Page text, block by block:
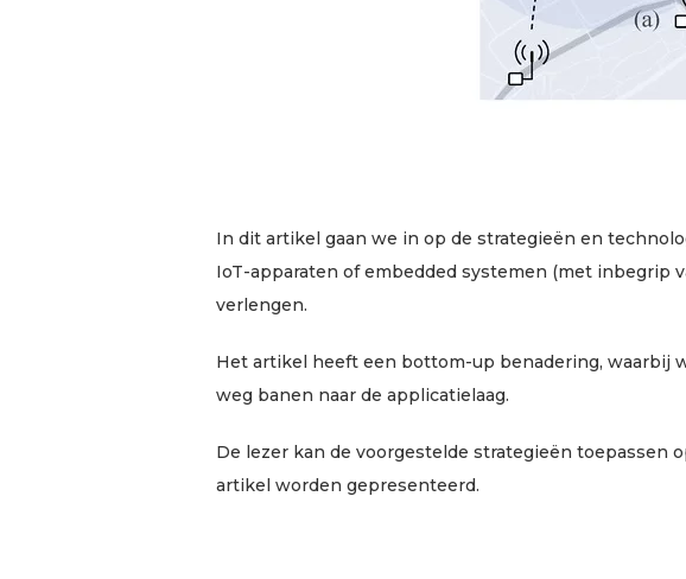
In dit artikel gaan we in op de strategieën en
IoT-apparaten of embedded systemen (met inbegrip
verlengen.
Het artikel heeft een bottom-up benadering, waarbij
weg banen naar de applicatielaag.
De lezer kan de voorgestelde strategieën toepassen
artikel worden gepresenteerd.